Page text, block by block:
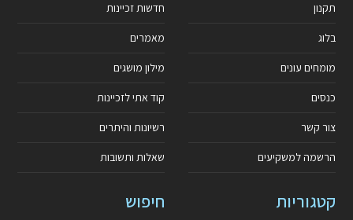
תקנון
בלוג
מומחים עונים
כנסים
צור קשר
הרשמה למשקיעים
חדשות זכיינות
מאמרים
מילון מושגים
קוד אתי לזכיינות
רשיונות והיתרים
שאלות ותשובות
קטגוריות חיפוש